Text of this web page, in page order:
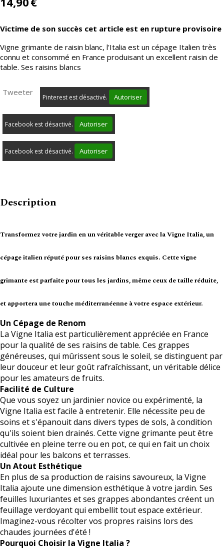
Victime de son succès cet article est en rupture provisoire
Vigne grimante de raisin blanc, l'Italia est un cépage Italien très
connu et consommé en France produisant un excellent raisin de
table. Ses raisins blancs
Tweeter
Pinterest est désactivé. Autoriser
Facebook est désactivé. Autoriser
Facebook est désactivé. Autoriser
Description
Transformez votre jardin en un véritable verger avec la Vigne Italia, un
cépage italien réputé pour ses raisins blancs exquis. Cette vigne
grimante est parfaite pour tous les jardins, même ceux de taille réduite,
et apportera une touche méditerranéenne à votre espace extérieur.
Un Cépage de Renom
La Vigne Italia est particulièrement appréciée en France
pour la qualité de ses raisins de table. Ces grappes
généreuses, qui mûrissent sous le soleil, se distinguent par
leur douceur et leur goût rafraîchissant, un véritable délice
pour les amateurs de fruits.
Facilité de Culture
Que vous soyez un jardinier novice ou expérimenté, la
Vigne Italia est facile à entretenir. Elle nécessite peu de
soins et s'épanouit dans divers types de sols, à condition
qu'ils soient bien drainés. Cette vigne grimante peut être
cultivée en pleine terre ou en pot, ce qui en fait un choix
idéal pour les balcons et terrasses.
Un Atout Esthétique
En plus de sa production de raisins savoureux, la Vigne
Italia ajoute une dimension esthétique à votre jardin. Ses
feuilles luxuriantes et ses grappes abondantes créent un
feuillage verdoyant qui embellit tout espace extérieur.
Imaginez-vous récolter vos propres raisins lors des
chaudes journées d'été !
Pourquoi Choisir la Vigne Italia ?